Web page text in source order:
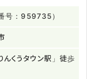
号：959735）
くうタウン駅」徒歩